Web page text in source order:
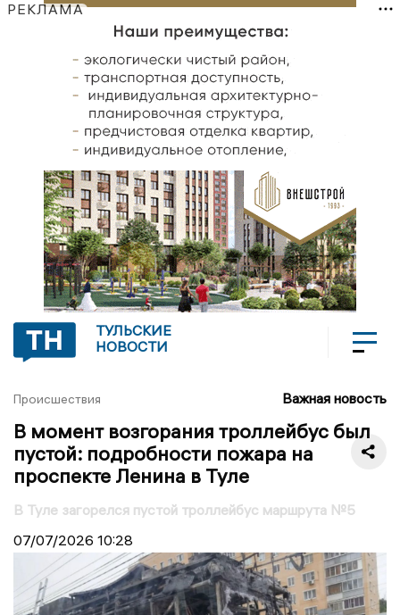
РЕКЛАМА
ТУЛЬСКИЕ
НОВОСТИ
Происшествия Важная новость
В момент возгорания троллейбус был
пустой: подробности пожара на
проспекте Ленина в Туле
В Туле загорелся пустой троллейбус маршрута №5
07/07/2026 10:28